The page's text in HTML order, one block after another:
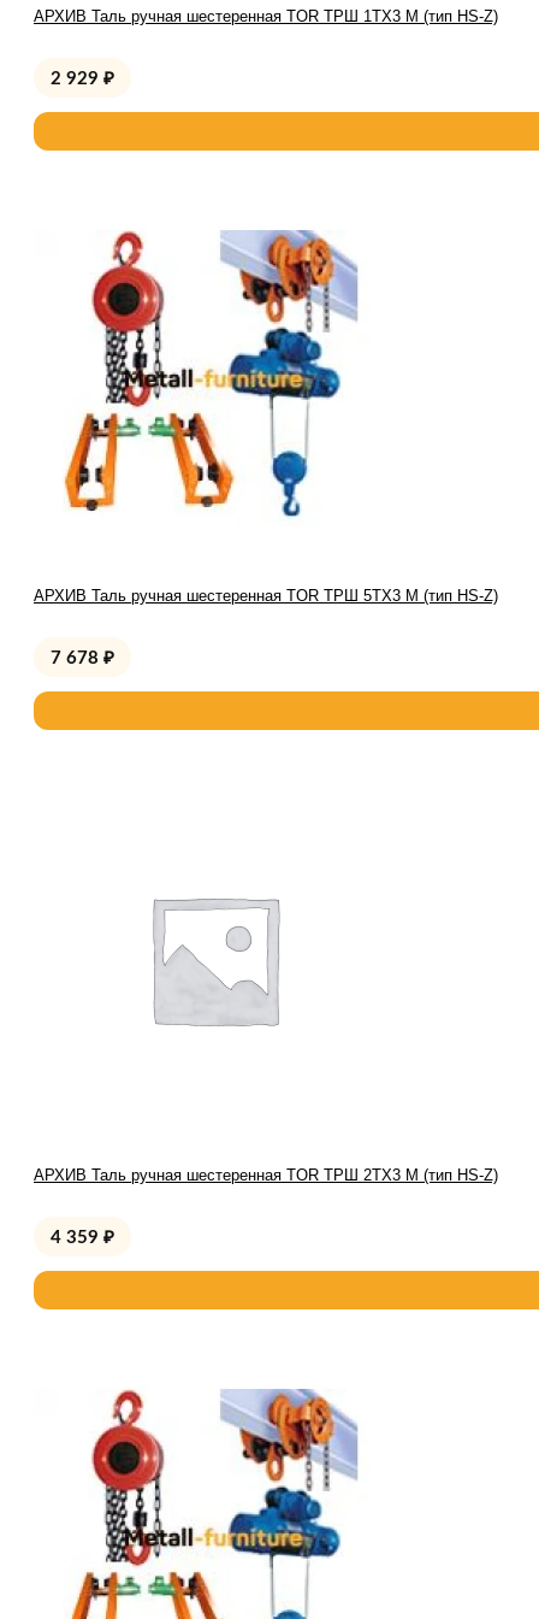
АРХИВ Таль ручная шестеренная TOR ТРШ 1ТХ3 М (тип HS-Z)
2 929 ₽
АРХИВ Таль ручная шестеренная TOR ТРШ 5ТХ3 М (тип HS-Z)
7 678 ₽
АРХИВ Таль ручная шестеренная TOR ТРШ 2ТХ3 М (тип HS-Z)
4 359 ₽